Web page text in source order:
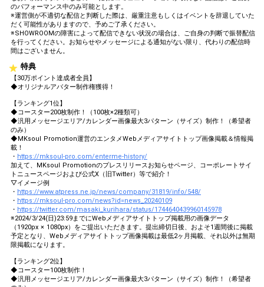
のパフォーマンス中のみ可能とします。
※運営側が不適切な配信と判断した際は、厳重注意もしくはイベントを辞退していた
だく可能性がありますので、予めご了承ください。
※SHOWROOMの障害によって配信できない状況の場合は、ご自身の判断で振替配信
を行ってください。お知らせやメッセージによる通知がない限り、代わりの配信時
間はございません。
特典
【30万ポイント達成者全員】
◆オリジナルアバター制作権獲得！
【ランキング1位】
◆コースター200枚制作！（100枚×2種類可）
◆汎用メッセージエリア/カレンダー画像最大3パターン（サイズ）制作！（希望者
のみ）
◆MKsoul Promotion運営のエンタメWebメディアサイトトップ画像掲載＆情報掲
載！
・ https://mksoul-pro.com/enterme-history/
加えて、MKsoul Promotionのプレスリリースお知らせページ、コーポレートサイ
トニュースページおよび公式X（旧Twitter）等で紹介！
▽イメージ例
・ https://www.atpress.ne.jp/news/company/31819/info/548/
・ https://mksoul-pro.com/news?id=news_20240109
・ https://twitter.com/masaki_kurihara/status/1744640439960145978
※2024/3/24(日)23:59までにWebメディアサイトトップ掲載用の画像データ
（1920px × 1080px）をご提出いただきます。提出締切日後、およそ1週間後に掲載
予定となり、Webメディアサイトトップ画像掲載は最低2ヶ月掲載、それ以外は無期
限掲載になります。
【ランキング2位】
◆コースター100枚制作！
◆汎用メッセージエリア/カレンダー画像最大3パターン（サイズ）制作！（希望者